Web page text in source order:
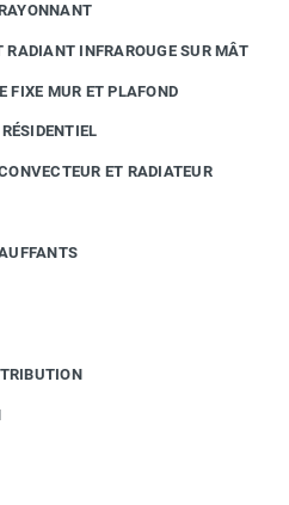
RADIANT INFRAROUGE SUR MÂT
FIXE MUR ET PLAFOND
ET RADIATEUR